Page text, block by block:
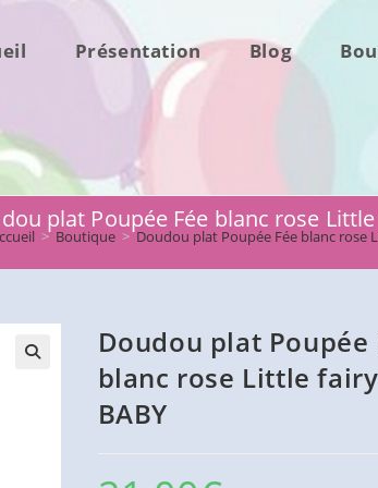
Présentation Blog
plat Poupée Fée blanc rose Little
> Boutique > Doudou plat Poupée Fée blanc rose
Doudou plat Poupée
blanc rose Little fairy
BABY